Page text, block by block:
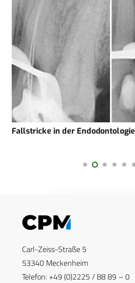
Fallstricke in der Endodontologie
Carl-Zeiss-Straße 5
53340 Meckenheim
Telefon: +49 (0)2225 / 88 89 – 0